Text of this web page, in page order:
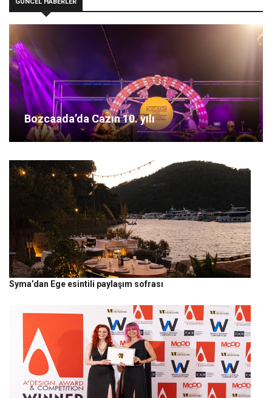
Bozcaada’da Cazın 10. yılı
Syma’dan Ege esintili paylaşım sofrası